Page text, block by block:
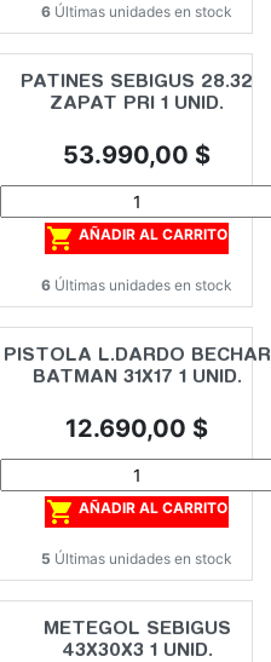
6 Últimas unidades en stock
PATINES SEBIGUS 28.32
ZAPAT PRI 1 UNID.
Precio
53.990,00 $
 AÑADIR AL CARRITO
6 Últimas unidades en stock
PISTOLA L.DARDO BECHAR
BATMAN 31X17 1 UNID.
Precio
12.690,00 $
 AÑADIR AL CARRITO
5 Últimas unidades en stock
METEGOL SEBIGUS
43X30X3 1 UNID.